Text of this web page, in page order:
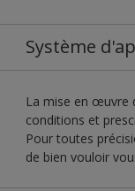
Système
La mise en œuvre
conditions et
Pour toutes
de bien vouloir